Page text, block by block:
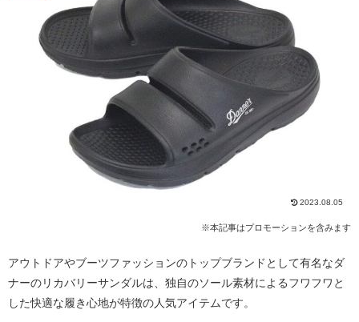
2023.08.05
※本記事はプロモーションを含みます
アウトドアやブーツファッションのトップブランドとして有名なダ
ナーのリカバリーサンダルは、独自のソール素材によるフワフワと
した快適な履き心地が特徴の人気アイテムです。